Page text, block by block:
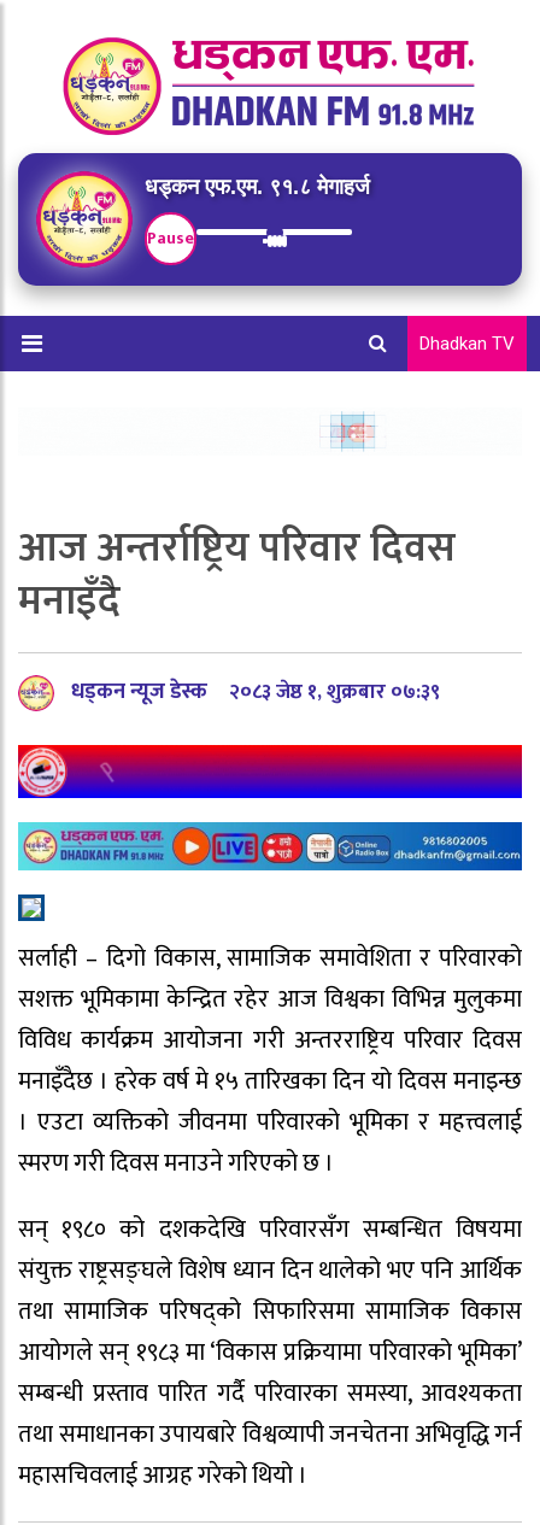
धड्कन एफ.एम. ९१.८ मेगाहर्ज
Pause
Dhadkan TV
आज अन्तर्राष्ट्रिय परिवार दिवस
मनाइँदै
धड्कन न्यूज डेस्क २०८३ जेष्ठ १, शुक्रबार ०७:३९
सर्लाही – दिगो विकास, सामाजिक समावेशिता र परिवारको
सशक्त भूमिकामा केन्द्रित रहेर आज विश्वका विभिन्न मुलुकमा
विविध कार्यक्रम आयोजना गरी अन्तरराष्ट्रिय परिवार दिवस
मनाइँदैछ । हरेक वर्ष मे १५ तारिखका दिन यो दिवस मनाइन्छ
। एउटा व्यक्तिको जीवनमा परिवारको भूमिका र महत्त्वलाई
स्मरण गरी दिवस मनाउने गरिएको छ ।
सन् १९८० को दशकदेखि परिवारसँग सम्बन्धित विषयमा
संयुक्त राष्ट्रसङ्घले विशेष ध्यान दिन थालेको भए पनि आर्थिक
तथा सामाजिक परिषद्को सिफारिसमा सामाजिक विकास
आयोगले सन् १९८३ मा ‘विकास प्रक्रियामा परिवारको भूमिका’
सम्बन्धी प्रस्ताव पारित गर्दै परिवारका समस्या, आवश्यकता
तथा समाधानका उपायबारे विश्वव्यापी जनचेतना अभिवृद्धि गर्न
महासचिवलाई आग्रह गरेको थियो ।